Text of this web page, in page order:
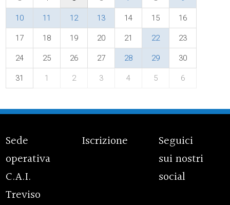
10 11 12 13 14 15 16
17 18 19 20 21 22 23
24 25 26 27 28 29 30
31 1 2 3 4 5 6
Sede
operativa
C.A.I.
Treviso
Iscrizione
Seguici
sui nostri
social